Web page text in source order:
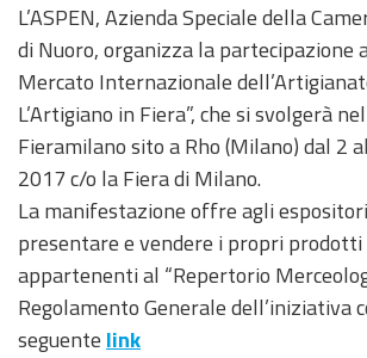
L’ASPEN, Azienda Speciale della
di Nuoro, organizza la partecipazione
Mercato Internazionale
L’Artigiano in Fiera”, che si svolgerà
Fieramilano sito a Rho (Milano) dal 2
2017 c/o la Fiera di Milano.
La manifestazione offre agli
presentare e vendere i propri prodotti
appartenenti al “Repertorio
Regolamento Generale dell’iniziativa
seguente link